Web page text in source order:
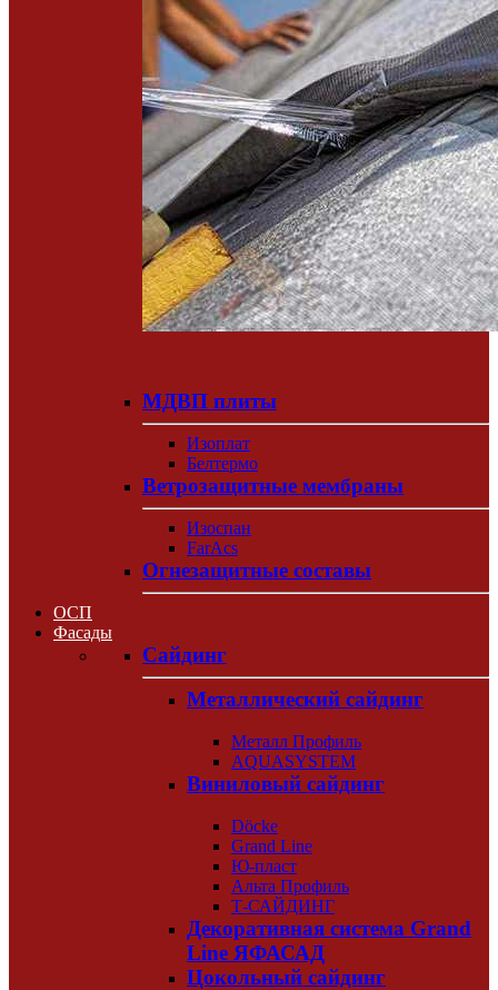
МДВП плиты
Изоплат
Белтермо
Ветрозащитные мембраны
Изоспан
FarAcs
Огнезащитные составы
ОСП
Фасады
Сайдинг
Металлический сайдинг
Металл Профиль
AQUASYSTEM
Виниловый сайдинг
Döcke
Grand Line
Ю-пласт
Альта Профиль
Т-САЙДИНГ
Декоративная система Grand
Line ЯФАСАД
Цокольный сайдинг